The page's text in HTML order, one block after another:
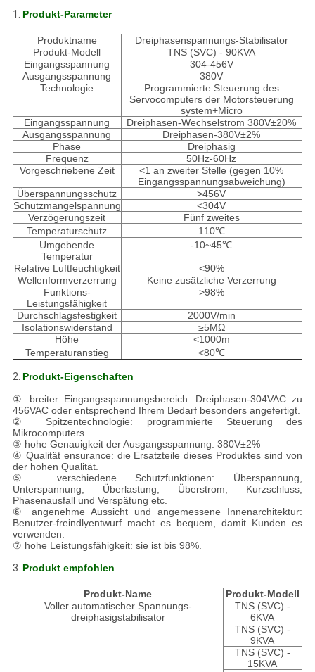
1. Produkt-Parameter
Produktname
Dreiphasenspannungs-Stabilisator
Produkt-Modell
TNS (SVC) - 90KVA
Eingangsspannung
304-456V
Ausgangsspannung
380V
Technologie
Programmierte Steuerung des
Servocomputers der Motorsteuerung
system+Micro
Eingangsspannung
Dreiphasen-Wechselstrom 380V±20%
Ausgangsspannung
Dreiphasen-380V±2%
Phase
Dreiphasig
Frequenz
50Hz-60Hz
Vorgeschriebene Zeit
<1 an zweiter Stelle (gegen 10%
Eingangsspannungsabweichung)
Überspannungsschutz
>456V
Schutzmangelspannung
<304V
Verzögerungszeit
Fünf zweites
Temperaturschutz
110℃
Umgebende
Temperatur
-10~45℃
Relative Luftfeuchtigkeit
<90%
Wellenformverzerrung
Keine zusätzliche Verzerrung
Funktions-
Leistungsfähigkeit
>98%
Durchschlagsfestigkeit
2000V/min
Isolationswiderstand
≥5MΩ
Höhe
<1000m
Temperaturanstieg
<80℃
2. Produkt-Eigenschaften
① breiter Eingangsspannungsbereich: Dreiphasen-304VAC zu
456VAC oder entsprechend Ihrem Bedarf besonders angefertigt.
② Spitzentechnologie: programmierte Steuerung des
Mikrocomputers
③ hohe Genauigkeit der Ausgangsspannung: 380V±2%
④ Qualität ensurance: die Ersatzteile dieses Produktes sind von
der hohen Qualität.
⑤ verschiedene Schutzfunktionen: Überspannung,
Unterspannung, Überlastung, Überstrom, Kurzschluss,
Phasenausfall und Verspätung etc.
⑥ angenehme Aussicht und angemessene Innenarchitektur:
Benutzer-freindlyentwurf macht es bequem, damit Kunden es
verwenden.
⑦ hohe Leistungsfähigkeit: sie ist bis 98%.
3. Produkt empfohlen
Produkt-Name
Produkt-Modell
Voller automatischer Spannungs-
dreiphasigstabilisator
TNS (SVC) -
6KVA
TNS (SVC) -
9KVA
TNS (SVC) -
15KVA